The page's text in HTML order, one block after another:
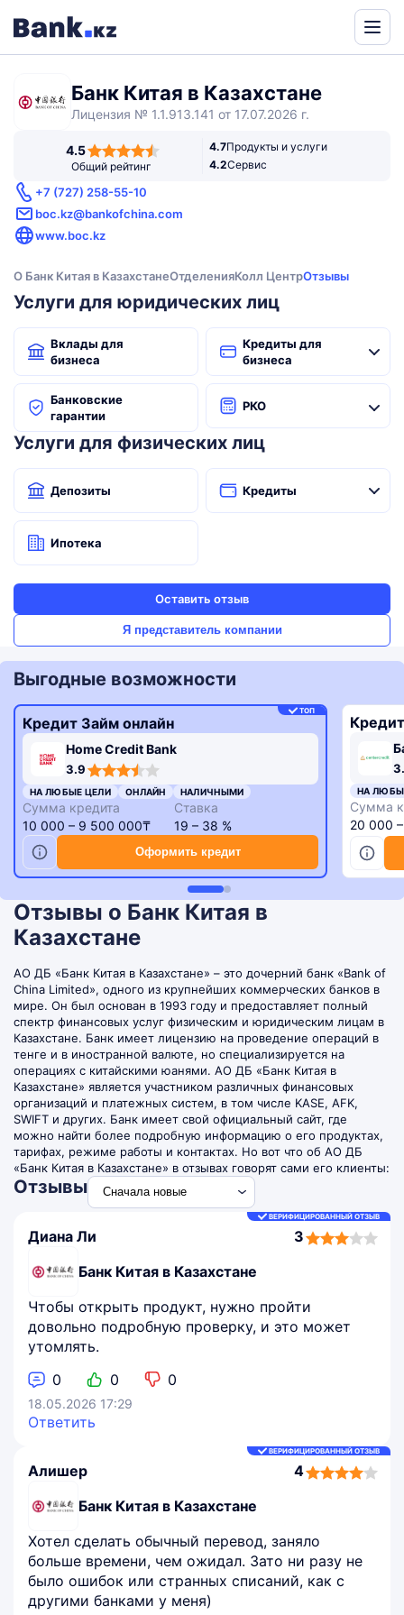
Translate
Банк Китая в Казахстане
Лицензия № 1.1.913.141 от 17.07.2026 г.
4.5
Общий рейтинг
4.7Продукты и услуги
4.2Сервис
+7 (727) 258-55-10
boc.kz@bankofchina.com
www.boc.kz
О Банк Китая в КазахстанеОтделенияКолл ЦентрОтзывы
Услуги для юридических лиц
Вклады для
бизнеса
Кредиты для
бизнеса
Банковские
гарантии
РКО
Услуги для физических лиц
Депозиты Кредиты
Ипотека
Оставить отзыв
Я представитель компании
Выгодные возможности
ТОП
Кредит Займ онлайн
Home Credit Bank
3.9
rating
НА ЛЮБЫЕ ЦЕЛИ ОНЛАЙН НАЛИЧНЫМИ
Сумма кредита
10 000 – 9 500 000₸
Ставка
19 – 38 %
Оформить кредит
НА
Сумма
20 000
Отзывы о Банк Китая в
Казахстане
АО ДБ «Банк Китая в Казахстане» – это дочерний банк «Bank of
China Limited», одного из крупнейших коммерческих банков в
мире. Он был основан в 1993 году и предоставляет полный
спектр финансовых услуг физическим и юридическим лицам в
Казахстане. Банк имеет лицензию на проведение операций в
тенге и в иностранной валюте, но специализируется на
операциях с китайскими юанями. АО ДБ «Банк Китая в
Казахстане» является участником различных финансовых
организаций и платежных систем, в том числе KASE, AFK,
SWIFT и других. Банк имеет свой официальный сайт, где
можно найти более подробную информацию о его продуктах,
тарифах, режиме работы и контактах. Но вот что об АО ДБ
«Банк Китая в Казахстане» в отзывах говорят сами его клиенты:
Отзывы
Диана Ли
Банк Китая в Казахстане
ВЕРИФИЦИРОВАННЫЙ ОТЗЫВ
3
3,0
Чтобы открыть продукт, нужно пройти
довольно подробную проверку, и это может
утомлять.
0
0 0
18.05.2026 17:29
Ответить
Алишер
Банк Китая в Казахстане
ВЕРИФИЦИРОВАННЫЙ ОТЗЫВ
4
4,0
Хотел сделать обычный перевод, заняло
больше времени, чем ожидал. Зато ни разу не
было ошибок или странных списаний, как с
другими банками у меня)